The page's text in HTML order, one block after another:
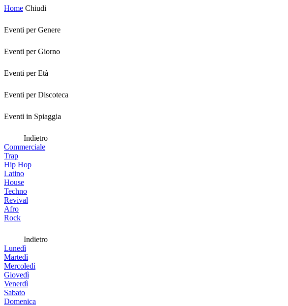
Home Chiudi
Eventi per Genere
Eventi per Giorno
Eventi per Età
Eventi per Discoteca
Eventi in Spiaggia
Indietro
Commerciale
Trap
Hip Hop
Latino
House
Techno
Revival
Afro
Rock
Indietro
Lunedì
Martedì
Mercoledì
Giovedì
Venerdì
Sabato
Domenica